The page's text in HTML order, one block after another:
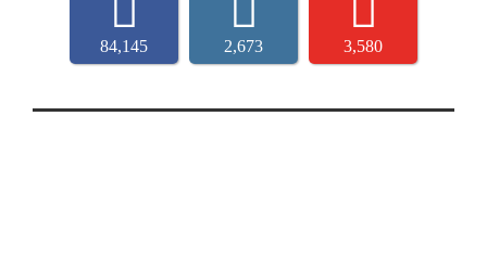
84,145 2,673 3,580